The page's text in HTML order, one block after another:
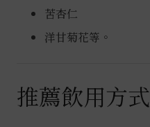
苦杏仁
洋甘菊花等。
推薦飲用方式